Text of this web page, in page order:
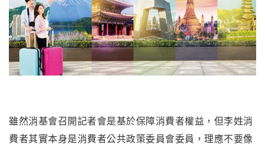
雖然消基會召開記者會是基於保障消費者權益，但李姓消
費者其實本身是消費者公共政策委員會委員，理應不要像